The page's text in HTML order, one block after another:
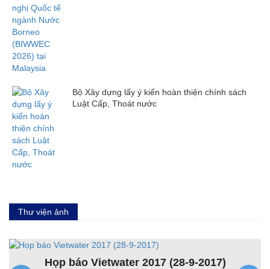
Bộ Xây dựng lấy ý kiến hoàn thiện chính sách
Luật Cấp, Thoát nước
Thư viện ảnh
Họp báo Vietwater 2017 (28-9-2017)